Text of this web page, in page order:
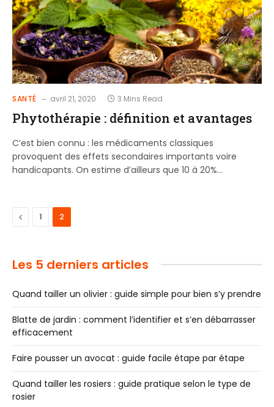
SANTÉ avril 21, 2020 3 Mins Read
Phytothérapie : définition et avantages
C’est bien connu : les médicaments classiques
provoquent des effets secondaires importants voire
handicapants. On estime d’ailleurs que 10 à 20%…
Previous
1 2
Les 5 derniers articles
Quand tailler un olivier : guide simple pour bien s’y prendre
Blatte de jardin : comment l’identifier et s’en débarrasser
efficacement
Faire pousser un avocat : guide facile étape par étape
Quand tailler les rosiers : guide pratique selon le type de
rosier